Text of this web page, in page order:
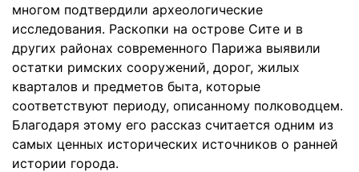
многом подтвердили археологические
исследования. Раскопки на острове Сите и в
других районах современного Парижа выявили
остатки римских сооружений, дорог, жилых
кварталов и предметов быта, которые
соответствуют периоду, описанному полководцем.
Благодаря этому его рассказ считается одним из
самых ценных исторических источников о ранней
истории города.